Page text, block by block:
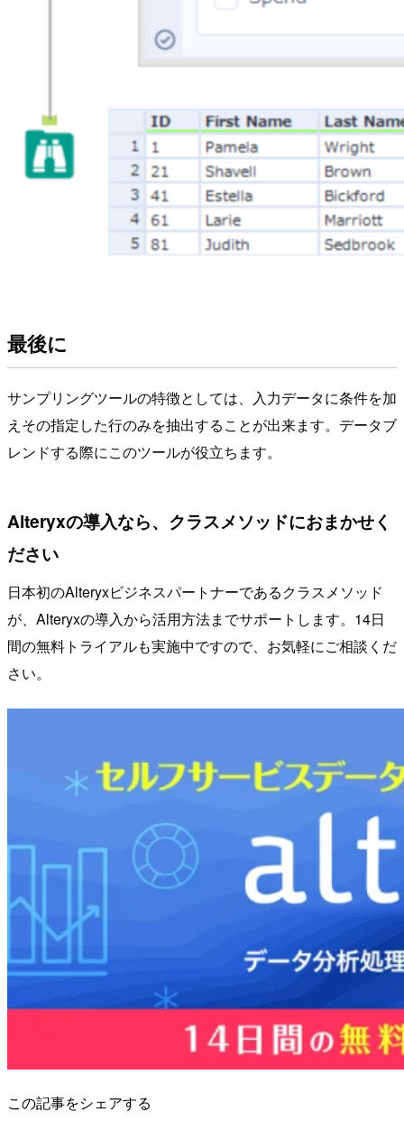
最後に
サンプリングツールの特徴としては、入力データに条件を加
えその指定した行のみを抽出することが出来ます。データブ
レンドする際にこのツールが役立ちます。
Alteryxの導入なら、クラスメソッドにおまかせく
ださい
日本初のAlteryxビジネスパートナーであるクラスメソッド
が、Alteryxの導入から活用方法までサポートします。14日
間の無料トライアルも実施中ですので、お気軽にご相談くだ
さい。
この記事をシェアする